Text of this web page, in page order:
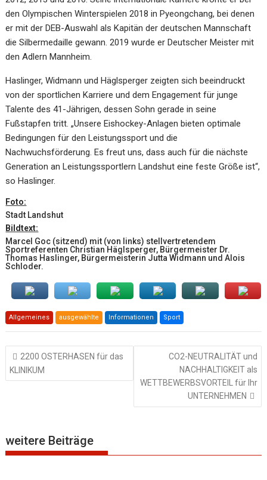
den Olympischen Winterspielen 2018 in Pyeongchang, bei denen
er mit der DEB-Auswahl als Kapitän der deutschen Mannschaft
die Silbermedaille gewann. 2019 wurde er Deutscher Meister mit
den Adlern Mannheim.
Haslinger, Widmann und Häglsperger zeigten sich beeindruckt
von der sportlichen Karriere und dem Engagement für junge
Talente des 41-Jährigen, dessen Sohn gerade in seine
Fußstapfen tritt. „Unsere Eishockey-Anlagen bieten optimale
Bedingungen für den Leistungssport und die
Nachwuchsförderung. Es freut uns, dass auch für die nächste
Generation an Leistungssportlern Landshut eine feste Größe ist“,
so Haslinger.
Foto:
Stadt Landshut
Bildtext:
Marcel Goc (sitzend) mit (von links) stellvertretendem
Sportreferenten Christian Häglsperger, Bürgermeister Dr.
Thomas Haslinger, Bürgermeisterin Jutta Widmann und Alois
Schloder.
Allgemeines ausgewählte Informationen Sport
Beitragsnavigation
2200 OSTERHASEN für das
KLINIKUM
CO2-NEUTRALITÄT und
NACHHALTIGKEIT als
WETTBEWERBSVORTEIL für Ihr
UNTERNEHMEN
weitere Beiträge